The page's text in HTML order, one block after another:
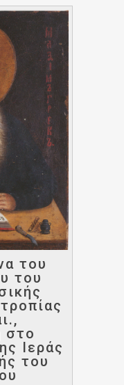
του
του
στο
Ιεράς
του